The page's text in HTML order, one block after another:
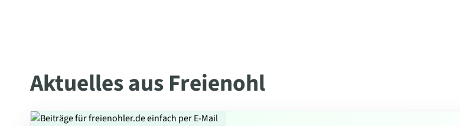
Aktuelles aus Freienohl